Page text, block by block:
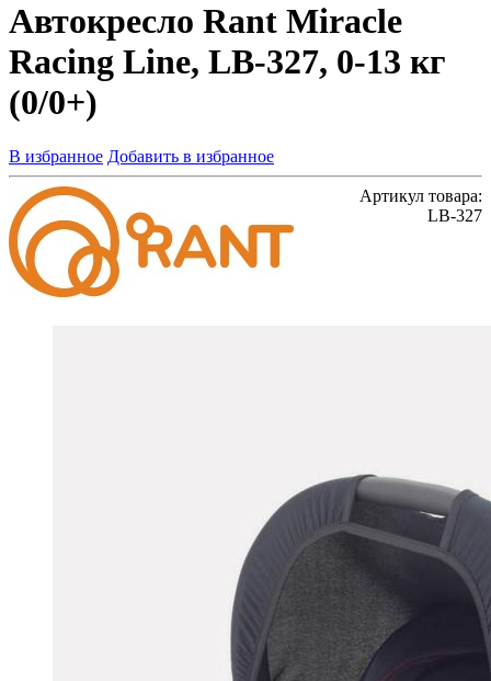
Автокресло Rant Miracle
Racing Line, LB-327, 0-13 кг
(0/0+)
В избранное Добавить в избранное
Артикул товара:
LB-327